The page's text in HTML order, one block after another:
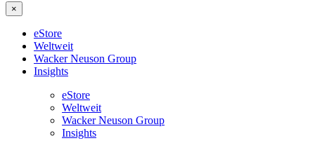
×
eStore
Weltweit
Wacker Neuson Group
Insights
eStore
Weltweit
Wacker Neuson Group
Insights